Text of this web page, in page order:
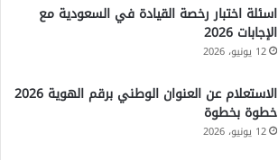
اسئلة اختبار رخصة القيادة في السعودية مع
الإجابات 2026
12 يونيو، 2026
الاستعلام عن العنوان الوطني برقم الهوية 2026
خطوة بخطوة
12 يونيو، 2026